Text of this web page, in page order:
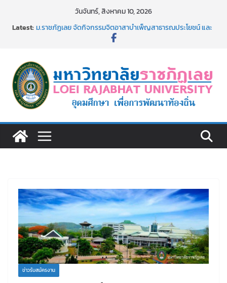
วันจันทร์, สิงหาคม 10, 2026
Latest:ม.ราชภัฏเลย จัดกิจกรรมจิตอาสาบำเพ็ญสาธารณประโยชน์ และ
เงินรายได้
ม.ราชภัฏเลย จัดมหกรรมวิชาการ เปิดบ้าน LRU ครั้งที่ 4 เปิดให้
นักเรียนมัธยมปลายค้นหาสาขาวิชาในฝัน สู่อนาคตที่ใช่
อธิการบดี มรภ.เลย ร่วมประชุมชี้แจงกับคณะอนุกรรมาธิการ
ประจำปีงบประมาณ พ.ศ. 2570
๑,๙๗๒ ชุด โดยวิธีเฉพาะเจาะจง
ข่าวรับสมัครงาน